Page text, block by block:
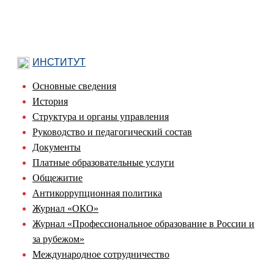
ИНСТИТУТ
Основные сведения
История
Структура и органы управления
Руководство и педагогический состав
Документы
Платные образовательные услуги
Общежитие
Антикоррупционная политика
Журнал «ОКО»
Журнал «Профессиональное образование в России и
за рубежом»
Международное сотрудничество